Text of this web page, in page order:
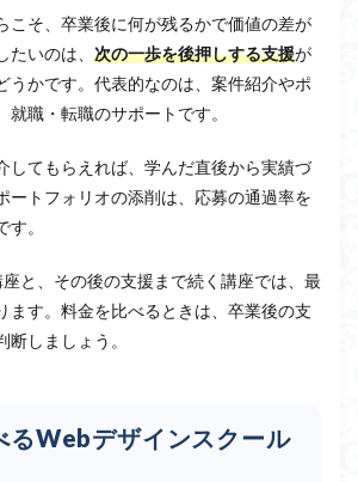
こそ、卒業後に何が残るかで価値の差が
いのは、 次の一歩を後押しする支援が
うかです。代表的なのは、案件紹介やポ
就職・転職のサポートです。
してもらえれば、学んだ直後から実績づ
ートフォリオの添削は、応募の通過率を
す。
と、その後の支援まで続く講座では、最
ます。料金を比べるときは、卒業後の支
しましょう。
るWebデザインスクール